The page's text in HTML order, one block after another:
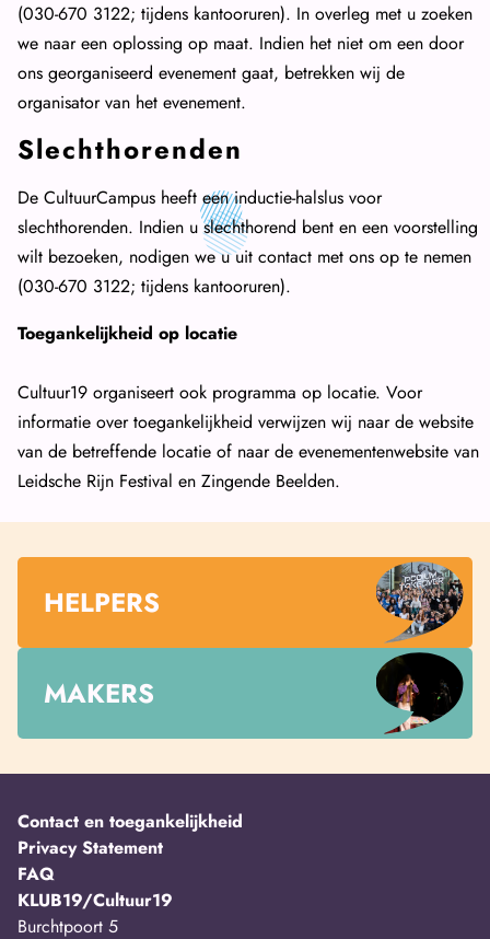
(030-670 3122; tijdens kantooruren). In overleg met u zoeken
we naar een oplossing op maat. Indien het niet om een door
ons georganiseerd evenement gaat, betrekken wij de
organisator van het evenement.
Slechthorenden
De CultuurCampus heeft een inductie-halslus voor
slechthorenden. Indien u slechthorend bent en een voorstelling
wilt bezoeken, nodigen we u uit contact met ons op te nemen
(030-670 3122; tijdens kantooruren).
Toegankelijkheid op locatie
Cultuur19 organiseert ook programma op locatie. Voor
informatie over toegankelijkheid verwijzen wij naar de website
van de betreffende locatie of naar de evenementenwebsite van
Leidsche Rijn Festival en Zingende Beelden.
HELPERS
MAKERS
Contact en toegankelijkheid
Privacy Statement
FAQ
KLUB19/Cultuur19
Burchtpoort 5